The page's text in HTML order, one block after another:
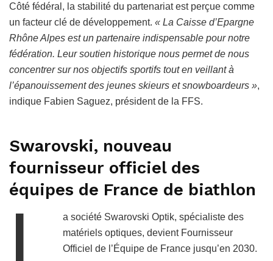
Côté fédéral, la stabilité du partenariat est perçue comme
un facteur clé de développement. « La Caisse d’Epargne
Rhône Alpes est un partenaire indispensable pour notre
fédération. Leur soutien historique nous permet de nous
concentrer sur nos objectifs sportifs tout en veillant à
l’épanouissement des jeunes skieurs et snowboardeurs »,
indique Fabien Saguez, président de la FFS.
Swarovski, nouveau
fournisseur officiel des
équipes de France de biathlon
L
a société Swarovski Optik, spécialiste des
matériels optiques, devient Fournisseur
Officiel de l’Équipe de France jusqu’en 2030.